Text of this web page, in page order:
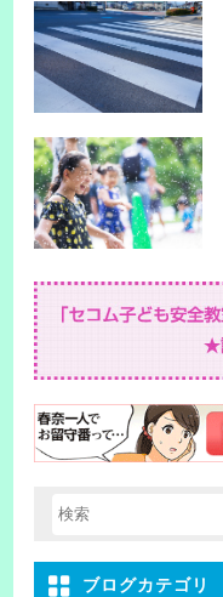
検索キーワード入力
ブログカテゴリ